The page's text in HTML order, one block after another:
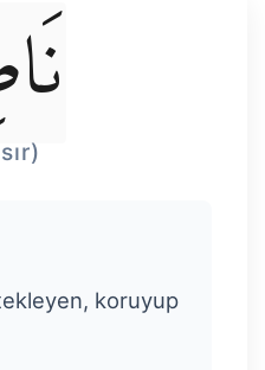
koruyup